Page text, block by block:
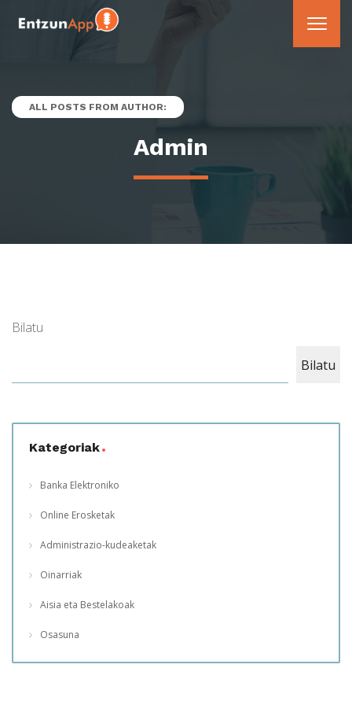
ALL POSTS FROM AUTHOR:
Admin
Bilatu
Bilatu
Kategoriak
Banka Elektroniko
Online Erosketak
Administrazio-kudeaketak
Oinarriak
Aisia eta Bestelakoak
Osasuna